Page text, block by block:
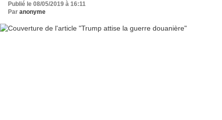
Publié le 08/05/2019 à 16:11
Par anonyme